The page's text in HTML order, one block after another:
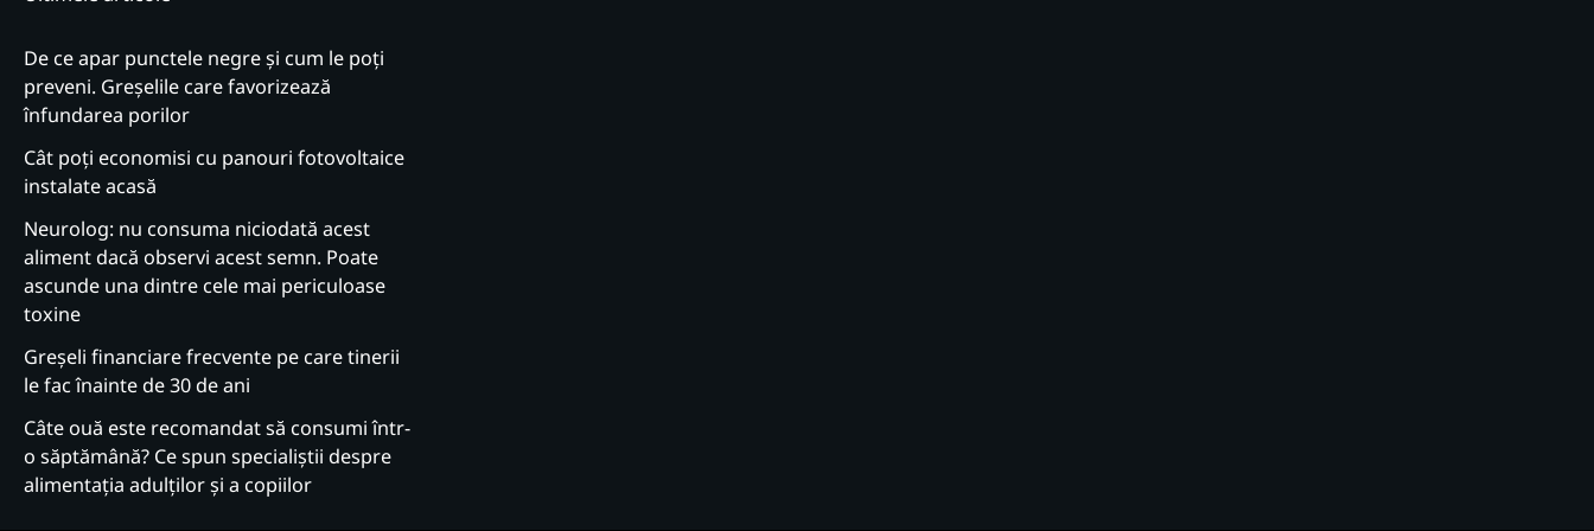
De ce apar punctele negre și cum le poți
preveni. Greșelile care favorizează
înfundarea porilor
Cât poți economisi cu panouri fotovoltaice
instalate acasă
Neurolog: nu consuma niciodată acest
aliment dacă observi acest semn. Poate
ascunde una dintre cele mai periculoase
toxine
Greșeli financiare frecvente pe care tinerii
le fac înainte de 30 de ani
Câte ouă este recomandat să consumi într-
o săptămână? Ce spun specialiștii despre
alimentația adulților și a copiilor